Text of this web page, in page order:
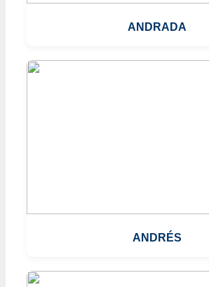
ANDRADA
ANDRÉS